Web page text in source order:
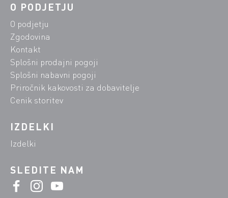
O PODJETJU
O podjetju
Zgodovina
Kontakt
Splošni prodajni pogoji
Splošni nabavni pogoji
Priročnik kakovosti za dobavitelje
Cenik storitev
IZDELKI
Izdelki
SLEDITE NAM